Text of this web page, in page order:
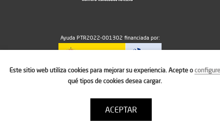
Ayuda PTR2022-001302 financiada por:
MICIU/AEI/10.13039/501100011033
Política de cookies
Condiciones de uso
Este sitio web utiliza cookies para mejorar su experiencia. Acepte oconfigure
qué tipos de cookies desea cargar.
ACEPTAR